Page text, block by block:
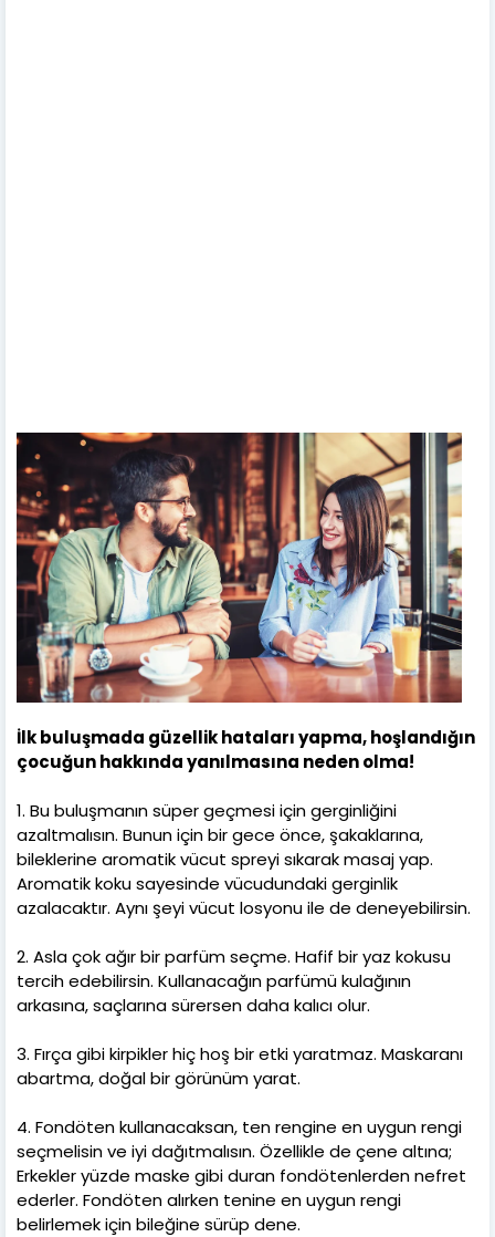
İlk buluşmada güzellik hataları yapma, hoşlandığın
çocuğun hakkında yanılmasına neden olma!
1. Bu buluşmanın süper geçmesi için gerginliğini
azaltmalısın. Bunun için bir gece önce, şakaklarına,
bileklerine aromatik vücut spreyi sıkarak masaj yap.
Aromatik koku sayesinde vücudundaki gerginlik
azalacaktır. Aynı şeyi vücut losyonu ile de deneyebilirsin.
2. Asla çok ağır bir parfüm seçme. Hafif bir yaz kokusu
tercih edebilirsin. Kullanacağın parfümü kulağının
arkasına, saçlarına sürersen daha kalıcı olur.
3. Fırça gibi kirpikler hiç hoş bir etki yaratmaz. Maskaranı
abartma, doğal bir görünüm yarat.
4. Fondöten kullanacaksan, ten rengine en uygun rengi
seçmelisin ve iyi dağıtmalısın. Özellikle de çene altına;
Erkekler yüzde maske gibi duran fondötenlerden nefret
ederler. Fondöten alırken tenine en uygun rengi
belirlemek için bileğine sürüp dene.